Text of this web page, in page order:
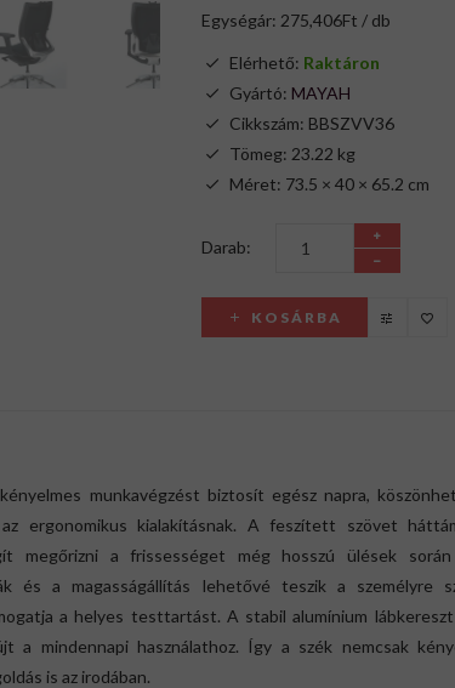
Egységár: 275,406Ft / db
Elérhető: Raktáron
Gyártó: MAYAH
Cikkszám: BBSZVV36
Tömeg: 23.22 kg
Méret: 73.5 × 40 × 65.2 cm
Darab:
KOSÁRBA
munkavégzést biztosít egész napra,
ergonomikus kialakításnak. A feszített szövet
megőrizni a frissességet még hosszú ülések
és a magasságállítás lehetővé teszik a személyre
a helyes testtartást. A stabil alumínium
a mindennapi használathoz. Így a szék nemcsak
is az irodában.